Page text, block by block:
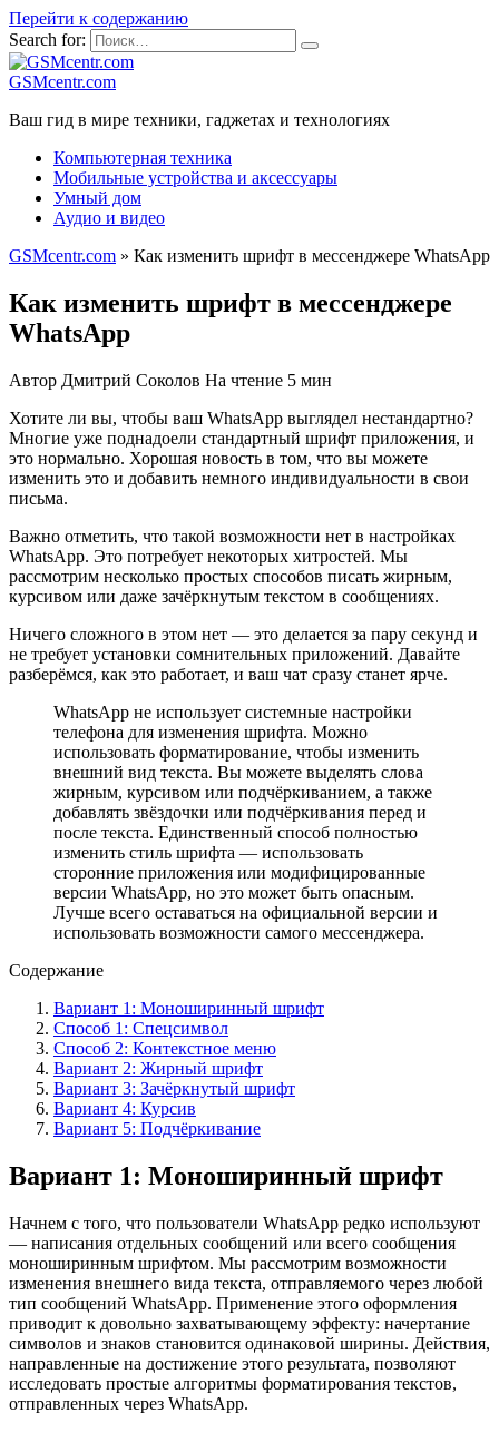
Перейти к содержанию
Search for:
GSMcentr.com
Ваш гид в мире техники, гаджетах и технологиях
Компьютерная техника
Мобильные устройства и аксессуары
Умный дом
Аудио и видео
GSMcentr.com » Как изменить шрифт в мессенджере WhatsApp
Как изменить шрифт в мессенджере
WhatsApp
Автор Дмитрий Соколов На чтение 5 мин
Хотите ли вы, чтобы ваш WhatsApp выглядел нестандартно?
Многие уже поднадоели стандартный шрифт приложения, и
это нормально. Хорошая новость в том, что вы можете
изменить это и добавить немного индивидуальности в свои
письма.
Важно отметить, что такой возможности нет в настройках
WhatsApp. Это потребует некоторых хитростей. Мы
рассмотрим несколько простых способов писать жирным,
курсивом или даже зачёркнутым текстом в сообщениях.
Ничего сложного в этом нет — это делается за пару секунд и
не требует установки сомнительных приложений. Давайте
разберёмся, как это работает, и ваш чат сразу станет ярче.
WhatsApp не использует системные настройки
телефона для изменения шрифта. Можно
использовать форматирование, чтобы изменить
внешний вид текста. Вы можете выделять слова
жирным, курсивом или подчёркиванием, а также
добавлять звёздочки или подчёркивания перед и
после текста. Единственный способ полностью
изменить стиль шрифта — использовать
сторонние приложения или модифицированные
версии WhatsApp, но это может быть опасным.
Лучше всего оставаться на официальной версии и
использовать возможности самого мессенджера.
Содержание
Вариант 1: Моноширинный шрифт
Способ 1: Спецсимвол
Способ 2: Контекстное меню
Вариант 2: Жирный шрифт
Вариант 3: Зачёркнутый шрифт
Вариант 4: Курсив
Вариант 5: Подчёркивание
Вариант 1: Моноширинный шрифт
Начнем с того, что пользователи WhatsApp редко используют
— написания отдельных сообщений или всего сообщения
моноширинным шрифтом. Мы рассмотрим возможности
изменения внешнего вида текста, отправляемого через любой
тип сообщений WhatsApp. Применение этого оформления
приводит к довольно захватывающему эффекту: начертание
символов и знаков становится одинаковой ширины. Действия,
направленные на достижение этого результата, позволяют
исследовать простые алгоритмы форматирования текстов,
отправленных через WhatsApp.